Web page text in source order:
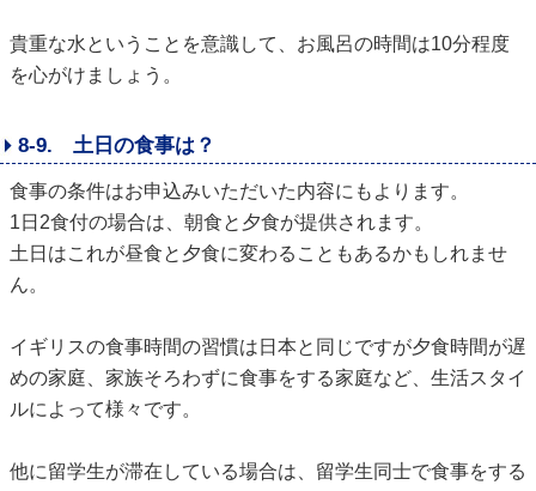
貴重な水ということを意識して、お風呂の時間は10分程度
を心がけましょう。
8-9. 土日の食事は？
食事の条件はお申込みいただいた内容にもよります。
1日2食付の場合は、朝食と夕食が提供されます。
土日はこれが昼食と夕食に変わることもあるかもしれませ
ん。
イギリスの食事時間の習慣は日本と同じですが夕食時間が遅
めの家庭、家族そろわずに食事をする家庭など、生活スタイ
ルによって様々です。
他に留学生が滞在している場合は、留学生同士で食事をする